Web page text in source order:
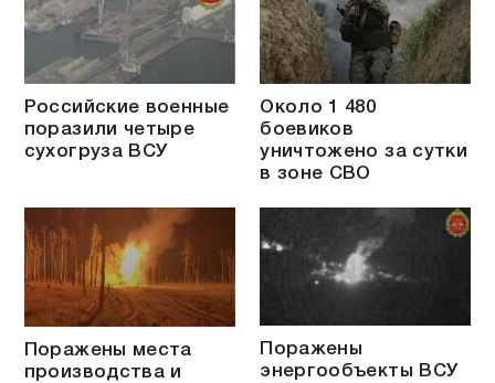
Российские военные
поразили четыре
сухогруза ВСУ
Около 1 480
боевиков
уничтожено за сутки
в зоне СВО
Поражены места
производства и
Поражены
энергообъекты ВСУ